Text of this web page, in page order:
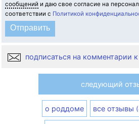
сообщений и даю свое согласие на
соответствии с Политикой
подписаться на комментарии
следующий
о роддоме все отзывы